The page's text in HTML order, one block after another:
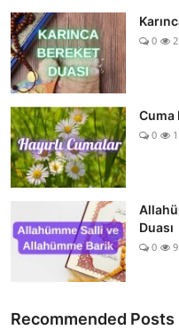
0
Cuma
0
Duası
0
Recommended Posts